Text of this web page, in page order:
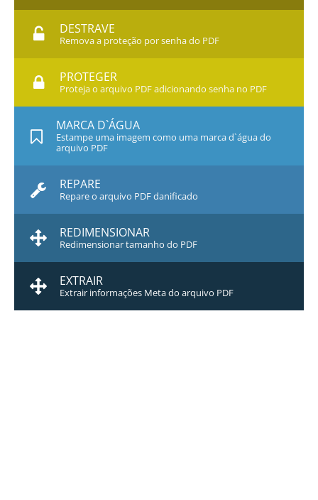
DESTRAVE
Remova a proteção por senha do PDF
PROTEGER
Proteja o arquivo PDF adicionando senha no PDF
MARCA D`ÁGUA
Estampe uma imagem como uma marca d`água do
arquivo PDF
REPARE
Repare o arquivo PDF danificado
REDIMENSIONAR
Redimensionar tamanho do PDF
EXTRAIR
Extrair informações Meta do arquivo PDF